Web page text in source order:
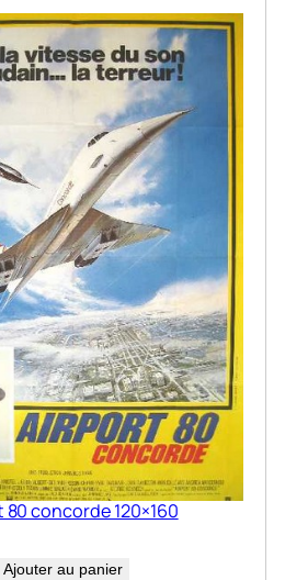
concorde 120×160
Ajouter au panier